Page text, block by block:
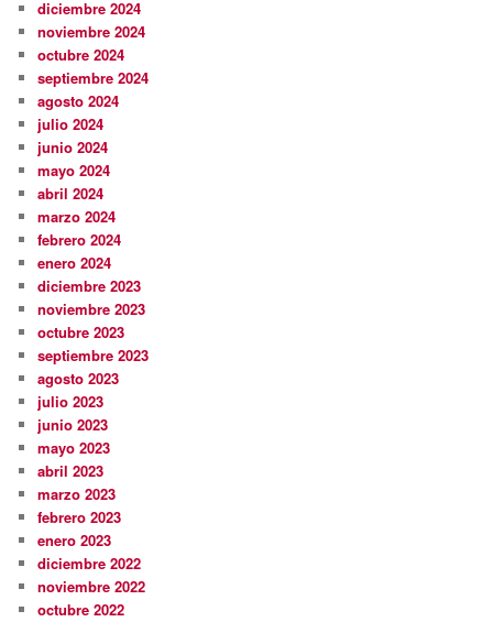
diciembre 2024
noviembre 2024
octubre 2024
septiembre 2024
agosto 2024
julio 2024
junio 2024
mayo 2024
abril 2024
marzo 2024
febrero 2024
enero 2024
diciembre 2023
noviembre 2023
octubre 2023
septiembre 2023
agosto 2023
julio 2023
junio 2023
mayo 2023
abril 2023
marzo 2023
febrero 2023
enero 2023
diciembre 2022
noviembre 2022
octubre 2022